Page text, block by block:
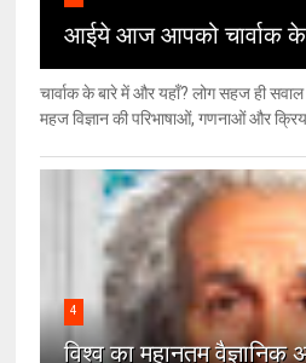
आईये आज आपको चार्वाक के
चार्वाक के बारे में और यहाँ? लोग सहज ही
महज विज्ञान की परिभाषाओं, गणनाओं और
4
विश्‍व का महानतम वैज्ञानिक